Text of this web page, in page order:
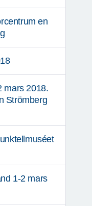
en
mars 2018.
Strömberg
1-2 mars